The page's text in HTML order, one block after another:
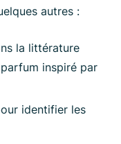
autres :
la littérature
inspiré par
identifier les